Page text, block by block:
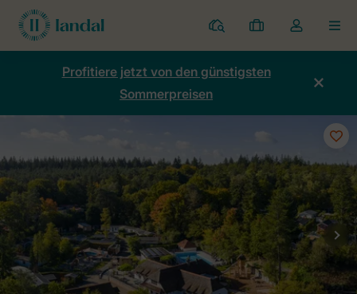
Ferienparks
Meine
Buchungen
Dropdown-
Menü
Kontos
Profitiere jetzt von den günstigsten
Sommerpreisen